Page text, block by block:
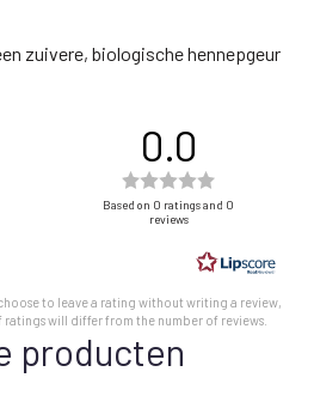
zuivere, biologische hennepgeur
5 out of 5 stars
4 out of 5 stars
3 out of 5 stars
2 out of 5 stars
1 out of 5 stars
0.0
0.0
of
stars
Based on 0 ratings and 0
reviews
to leave a rating without writing a review,
will differ from the number of reviews.
producten